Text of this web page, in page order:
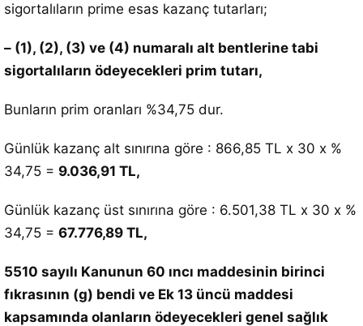
sigortalıların prime esas kazanç tutarları;
– (1), (2), (3) ve (4) numaralı alt bentlerine tabi
sigortalıların ödeyecekleri prim tutarı,
Bunların prim oranları %34,75 dur.
Günlük kazanç alt sınırına göre : 866,85 TL x 30 x %
34,75 = 9.036,91 TL,
Günlük kazanç üst sınırına göre : 6.501,38 TL x 30 x %
34,75 = 67.776,89 TL,
5510 sayılı Kanunun 60 ıncı maddesinin birinci
fıkrasının (g) bendi ve Ek 13 üncü maddesi
kapsamında olanların ödeyecekleri genel sağlık